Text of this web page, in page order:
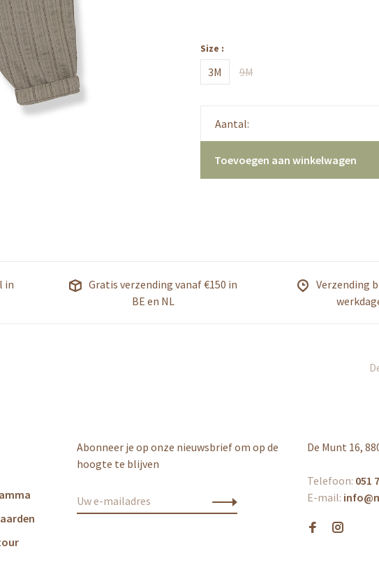
Size :
3M 9M
Aantal:
Toevoegen aan winkelwagen
in
Gratis verzending vanaf €150 in
BE en NL
Verzending
Abonneer je op onze nieuwsbrief om op de
hoogte te blijven
De Munt 16,
Telefoon: 051
E-mail: